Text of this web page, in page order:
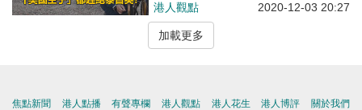
港人觀點 2020-12-03 20:27
加載更多
焦點新聞 港人點播
有聲專欄
港人觀點
港人花生
港人博評
關於我們